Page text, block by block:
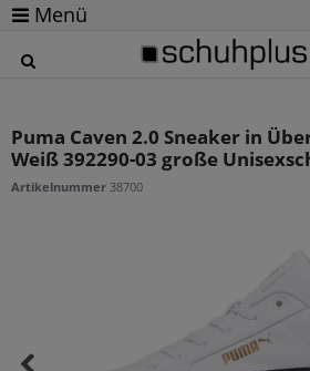
Menü
Puma Caven 2.0 Sneaker in
Weiß 392290-03 große
Artikelnummer 38700